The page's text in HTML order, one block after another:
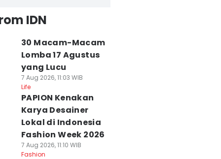
IDN
30 Macam-Macam
Lomba 17 Agustus
yang Lucu
7 Aug 2026, 11:03 WIB
Life
PAPION Kenakan
Karya Desainer
Lokal di Indonesia
Fashion Week 2026
7 Aug 2026, 11:10 WIB
Fashion